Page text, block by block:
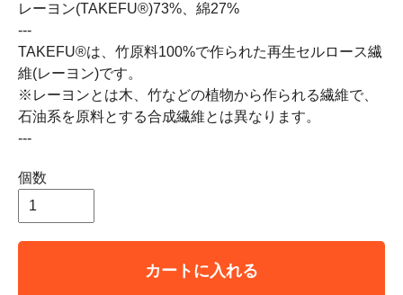
レーヨン(TAKEFU®)73%、綿27%
---
TAKEFU®は、竹原料100%で作られた再生セルロース繊
維(レーヨン)です。
※レーヨンとは木、竹などの植物から作られる繊維で、
石油系を原料とする合成繊維とは異なります。
---
個数
カートに入れる